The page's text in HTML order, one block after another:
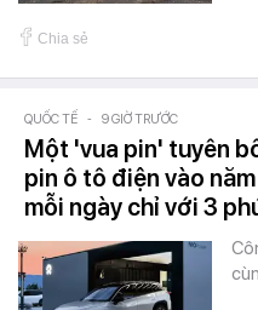
Chia sẻ
QUỐC TẾ - 9 GIỜ TRƯỚC
Một 'vua pin' tuyên
pin ô tô điện vào
mỗi ngày chỉ với 3